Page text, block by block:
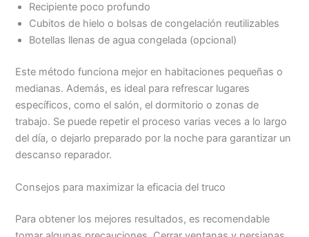
Recipiente poco profundo
Cubitos de hielo o bolsas de congelación reutilizables
Botellas llenas de agua congelada (opcional)
Este método funciona mejor en habitaciones pequeñas o
medianas. Además, es ideal para refrescar lugares
específicos, como el salón, el dormitorio o zonas de
trabajo. Se puede repetir el proceso varias veces a lo largo
del día, o dejarlo preparado por la noche para garantizar un
descanso reparador.
Consejos para maximizar la eficacia del truco
Para obtener los mejores resultados, es recomendable